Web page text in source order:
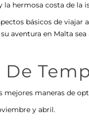
la hermosa costa de la
básicos de
aventura en Malta
De
mejores maneras de
y abril.